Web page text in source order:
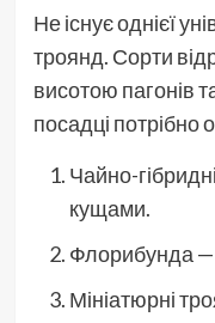
Не існує однієї
троянд. Сорти
висотою пагонів
посадці потрібно
Чайно-
кущами.
Флорибунда —
Мініатюрні